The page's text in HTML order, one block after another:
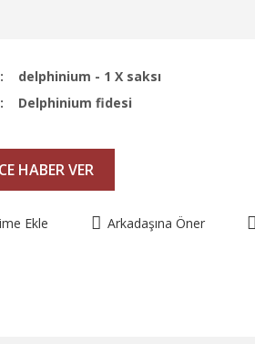
delphinium - 1 X saksı
Delphinium fidesi
HABER VER
Ekle Arkadaşına Öner